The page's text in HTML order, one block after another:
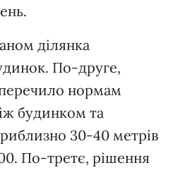
ділянка
По-друге,
нормам
будинком та
30-40 метрів
По-третє, рішення